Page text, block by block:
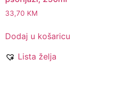
33,70 KM
Dodaj u košaricu
Lista želja